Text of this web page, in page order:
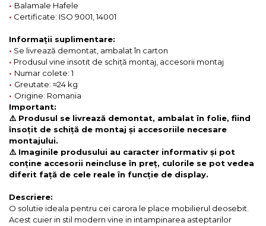
• Balamale Hafele
• Certificate: ISO 9001, 14001
Informații suplimentare:
• Se livrează demontat, ambalat în carton
• Produsul vine insotit de schiță montaj, accesorii montaj
• Numar colete: 1
• Greutate: ≈24 kg
• Origine: Romania
Important:
⚠️ Produsul se livrează demontat, ambalat în folie, fiind
însoțit de schiță de montaj și accesoriile necesare
montajului.
⚠️ Imaginile produsului au caracter informativ și pot
conține accesorii neincluse în preț, culorile se pot vedea
diferit față de cele reale în funcție de display.
Descriere:
O solutie ideala pentru cei carora le place mobilierul deosebit.
Acest cuier in stil modern vine in intampinarea asteptarilor